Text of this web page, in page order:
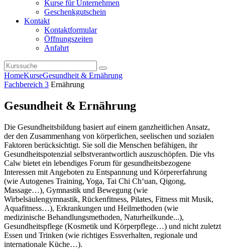
Kurse für Unternehmen
Geschenkgutschein
Kontakt
Kontaktformular
Öffnungszeiten
Anfahrt
HomeKurseGesundheit & Ernährung
Fachbereich 3 Ernährung
Gesundheit & Ernährung
Die Gesundheitsbildung basiert auf einem ganzheitlichen Ansatz,
der den Zusammenhang von körperlichen, seelischen und sozialen
Faktoren berücksichtigt. Sie soll die Menschen befähigen, ihr
Gesundheitspotenzial selbstverantwortlich auszuschöpfen. Die vhs
Calw bietet ein lebendiges Forum für gesundheitsbezogene
Interessen mit Angeboten zu Entspannung und Körpererfahrung
(wie Autogenes Training, Yoga, Tai Chi Ch‘uan, Qigong,
Massage…), Gymnastik und Bewegung (wie
Wirbelsäulengymnastik, Rückenfitness, Pilates, Fitness mit Musik,
Aquafitness…), Erkrankungen und Heilmethoden (wie
medizinische Behandlungsmethoden, Naturheilkunde...),
Gesundheitspflege (Kosmetik und Körperpflege…) und nicht zuletzt
Essen und Trinken (wie richtiges Essverhalten, regionale und
internationale Küche…).